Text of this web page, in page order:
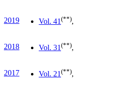
2019 Vol. 41 (**),
2018 Vol. 31 (**),
2017 Vol. 21 (**),